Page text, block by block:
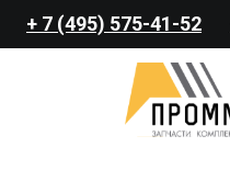
+ 7 (495) 575-41-52